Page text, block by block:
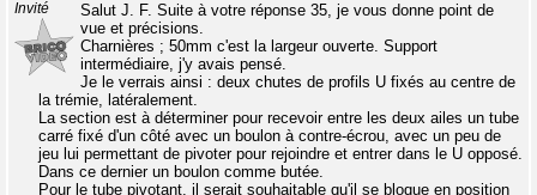
Invité
Salut J. F. Suite à votre réponse 35, je vous donne point de
vue et précisions.
Charnières ; 50mm c'est la largeur ouverte. Support
intermédiaire, j'y avais pensé.
Je le verrais ainsi : deux chutes de profils U fixés au centre de
la trémie, latéralement.
La section est à déterminer pour recevoir entre les deux ailes un tube
carré fixé d'un côté avec un boulon à contre-écrou, avec un peu de
jeu lui permettant de pivoter pour rejoindre et entrer dans le U opposé.
Dans ce dernier un boulon comme butée.
Pour le tube pivotant, il serait souhaitable qu'il se bloque en position